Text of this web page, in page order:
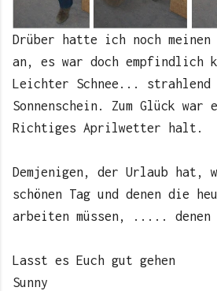
Drüber hatte ich noch meinen
an, es war doch empfindlich
Leichter Schnee... strahlend
Sonnenschein. Zum Glück
Richtiges Aprilwetter halt.
Demjenigen, der Urlaub hat,
schönen Tag und denen die
arbeiten müssen, ..... denen
Lasst es Euch gut gehen
Sunny